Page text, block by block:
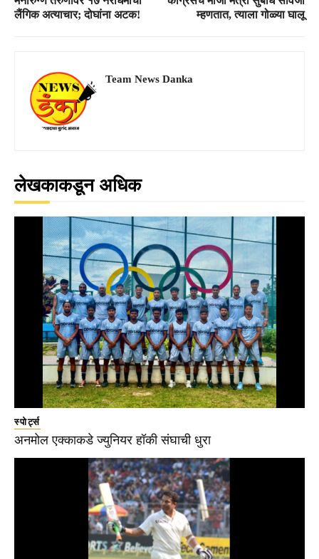
लैंगिक अत्याचार; दोघांना अटक!
म्हणतात, त्याला गोळ्या घालू
Team News Danka
लेखकाकडून अधिक
स्पोर्ट्स
अनमोल एक्काकडे ज्युनियर हॉकी संघाची धुरा